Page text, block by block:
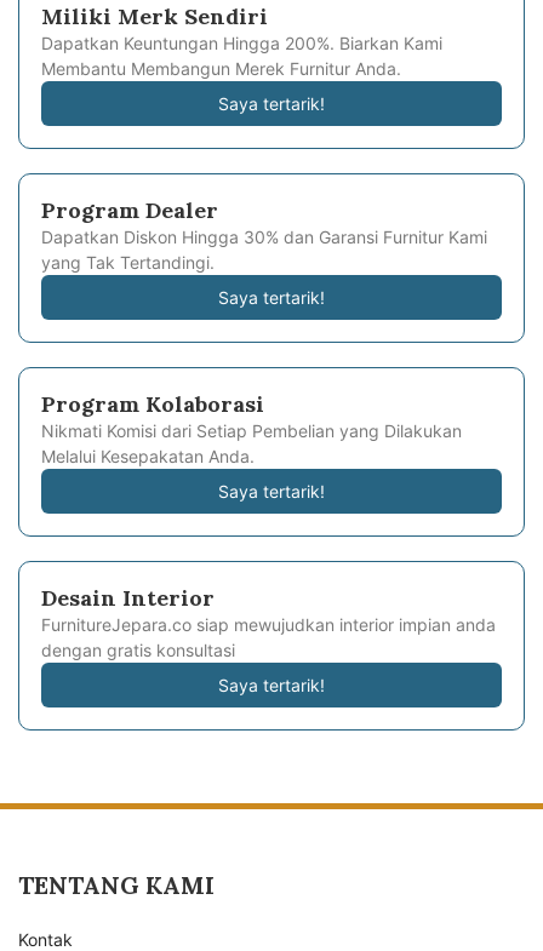
Miliki Merk Sendiri
Dapatkan Keuntungan Hingga 200%. Biarkan Kami
Membantu Membangun Merek Furnitur Anda.
Saya tertarik!
Program Dealer
Dapatkan Diskon Hingga 30% dan Garansi Furnitur Kami
yang Tak Tertandingi.
Saya tertarik!
Program Kolaborasi
Nikmati Komisi dari Setiap Pembelian yang Dilakukan
Melalui Kesepakatan Anda.
Saya tertarik!
Desain Interior
FurnitureJepara.co siap mewujudkan interior impian anda
dengan gratis konsultasi
Saya tertarik!
TENTANG KAMI
Kontak